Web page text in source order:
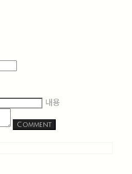
내용
Comment